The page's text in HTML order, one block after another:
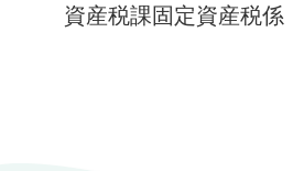
資産税課固定資産税